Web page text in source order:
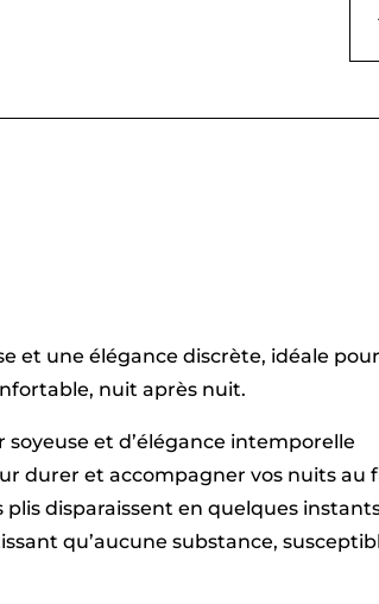
plat
cm
et une élégance discrète, idéale
nuit après nuit.
et d’élégance intemporelle
durer et accompagner vos nuits au
disparaissent en quelques
qu’aucune substance,